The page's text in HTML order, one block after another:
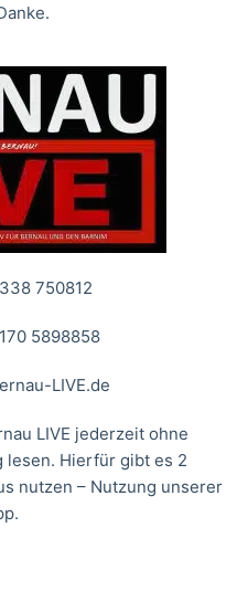
750812
5898858
LIVE.de
LIVE jederzeit ohne
lesen. Hierfür gibt es 2
nutzen – Nutzung unserer